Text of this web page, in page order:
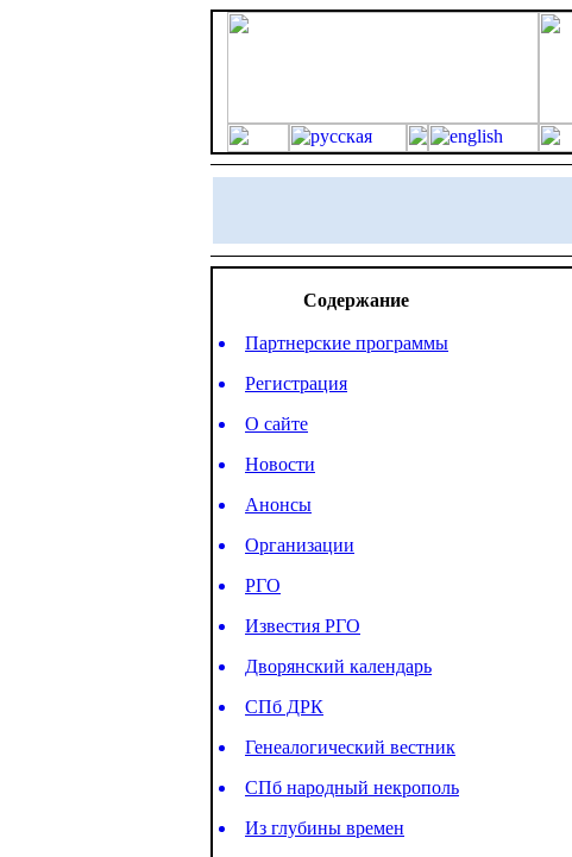
Содержание
Партнерские программы
Регистрация
О сайте
Новости
Анонсы
Организации
РГО
Известия РГО
Дворянский календарь
СПб ДРК
Генеалогический вестник
СПб народный некрополь
Из глубины времен